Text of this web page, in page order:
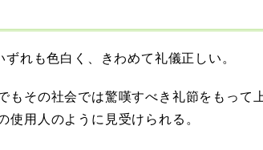
れも色白く、きわめて礼儀正しい。
もその社会では驚嘆すべき礼節をもって
使用人のように見受けられる。